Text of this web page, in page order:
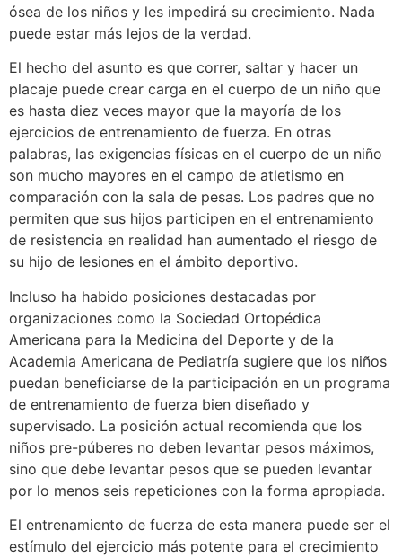
ósea de los niños y les impedirá su crecimiento. Nada
puede estar más lejos de la verdad.
El hecho del asunto es que correr, saltar y hacer un
placaje puede crear carga en el cuerpo de un niño que
es hasta diez veces mayor que la mayoría de los
ejercicios de entrenamiento de fuerza. En otras
palabras, las exigencias físicas en el cuerpo de un niño
son mucho mayores en el campo de atletismo en
comparación con la sala de pesas. Los padres que no
permiten que sus hijos participen en el entrenamiento
de resistencia en realidad han aumentado el riesgo de
su hijo de lesiones en el ámbito deportivo.
Incluso ha habido posiciones destacadas por
organizaciones como la Sociedad Ortopédica
Americana para la Medicina del Deporte y de la
Academia Americana de Pediatría sugiere que los niños
puedan beneficiarse de la participación en un programa
de entrenamiento de fuerza bien diseñado y
supervisado. La posición actual recomienda que los
niños pre-púberes no deben levantar pesos máximos,
sino que debe levantar pesos que se pueden levantar
por lo menos seis repeticiones con la forma apropiada.
El entrenamiento de fuerza de esta manera puede ser el
estímulo del ejercicio más potente para el crecimiento